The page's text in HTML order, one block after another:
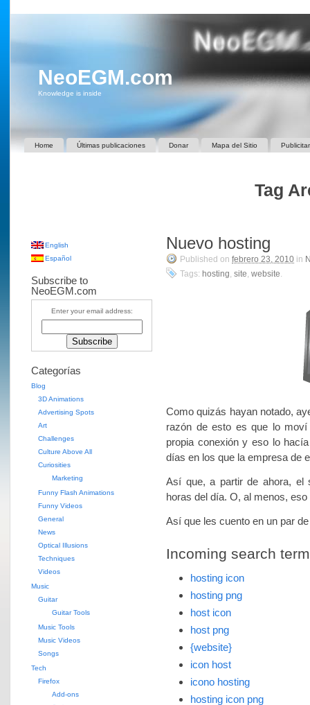
NeoEGM.com
Knowledge is inside
Home Últimas publicaciones Donar Mapa del Sitio
Tag
Nuevo hosting
Published on febrero 23, 2010 in
Tags: hosting, site, website.
Como quizás hayan notado,
razón de esto es que lo
propia conexión y eso lo
días en los que la empresa de
Así que, a partir de ahora, el
horas del día. O, al menos,
Así que les cuento en un par
Incoming search
hosting icon
hosting png
host icon
host png
{website}
icon host
icono hosting
hosting icon png
English
Español
Subscribe to
NeoEGM.com
Enter your email address:
Categorías
Blog
3D Animations
Advertising Spots
Art
Challenges
Culture Above All
Curiosities
Marketing
Funny Flash Animations
Funny Videos
General
News
Optical Illusions
Techniques
Videos
Music
Guitar
Guitar Tools
Music Tools
Music Videos
Songs
Tech
Firefox
Add-ons